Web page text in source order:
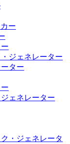
ー
ジェネレーター
ター
ェネレーター
・ジェネレータ